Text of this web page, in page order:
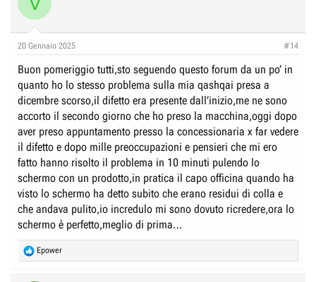
20 Gennaio 2025 #14
Buon pomeriggio tutti,sto seguendo questo forum da un po’ in
quanto ho lo stesso problema sulla mia qashqai presa a
dicembre scorso,il difetto era presente dall’inizio,me ne sono
accorto il secondo giorno che ho preso la macchina,oggi dopo
aver preso appuntamento presso la concessionaria x far vedere
il difetto e dopo mille preoccupazioni e pensieri che mi ero
fatto hanno risolto il problema in 10 minuti pulendo lo
schermo con un prodotto,in pratica il capo officina quando ha
visto lo schermo ha detto subito che erano residui di colla e
che andava pulito,io incredulo mi sono dovuto ricredere,ora lo
schermo è perfetto,meglio di prima…
R
e
Epower